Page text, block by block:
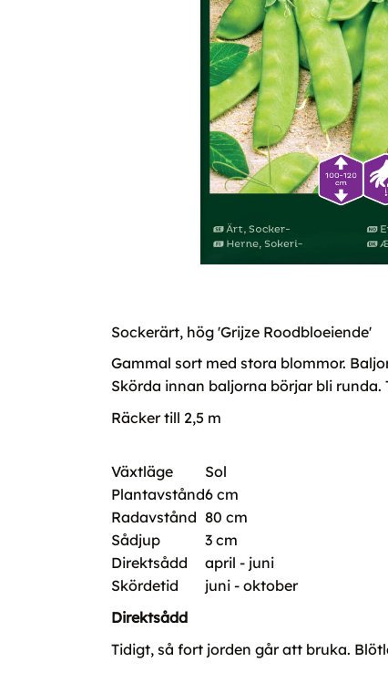
Sockerärt, hög 'Grijze Roodbloeiende'
Gammal sort med stora blommor.
Skörda innan baljorna börjar bli runda.
Räcker till 2,5 m
Växtläge
Sol
Plantavstånd6 cm
Radavstånd 80 cm
Sådjup
3 cm
Direktsådd
april - juni
Skördetid
juni - oktober
Direktsådd
Tidigt, så fort jorden går att bruka.